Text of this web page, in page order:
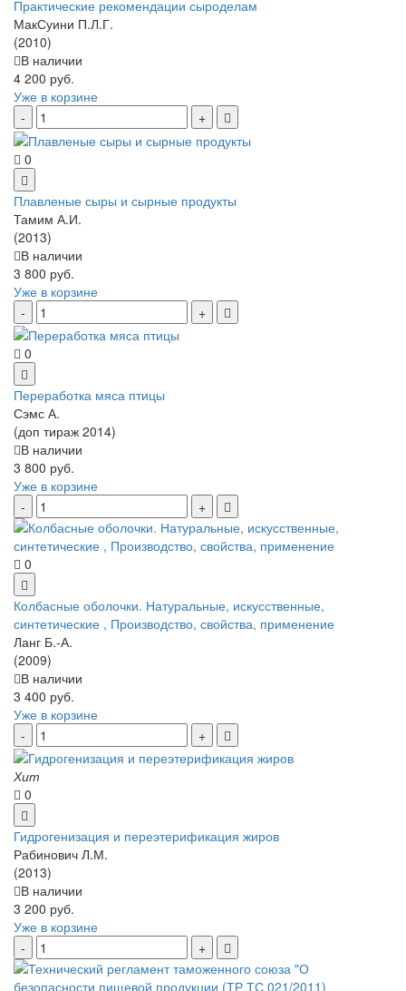
Практические рекомендации сыроделам
МакСуини П.Л.Г.
(2010)
В наличии
4 200 руб.
Уже в корзине
0
Плавленые сыры и сырные продукты
Тамим А.И.
(2013)
В наличии
3 800 руб.
Уже в корзине
0
Переработка мяса птицы
Сэмс А.
(доп тираж 2014)
В наличии
3 800 руб.
Уже в корзине
0
Колбасные оболочки. Натуральные, искусственные,
синтетические , Производство, свойства, применение
Ланг Б.-А.
(2009)
В наличии
3 400 руб.
Уже в корзине
Хит
0
Гидрогенизация и переэтерификация жиров
Рабинович Л.М.
(2013)
В наличии
3 200 руб.
Уже в корзине